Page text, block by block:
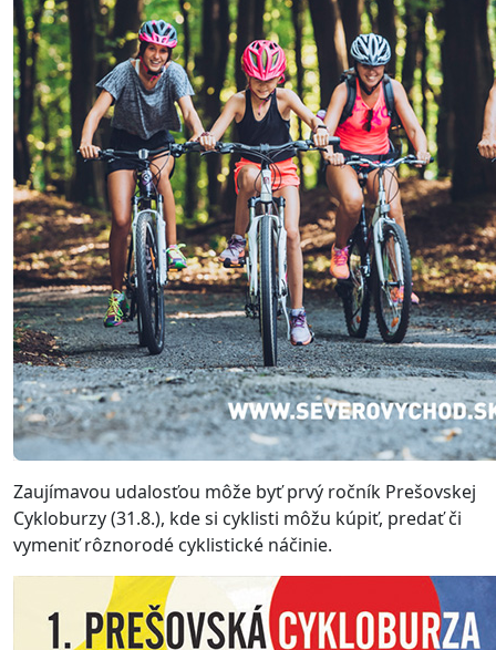
Zaujímavou udalosťou môže byť prvý ročník Prešovskej
Cykloburzy (31.8.), kde si cyklisti môžu kúpiť, predať či
vymeniť rôznorodé cyklistické náčinie.